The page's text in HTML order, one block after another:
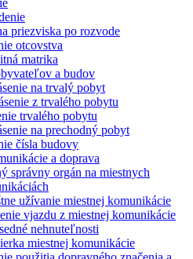
priezviska po rozvode
otcovstva
matrika
a budov
na trvalý pobyt
z trvalého pobytu
trvalého pobytu
na prechodný pobyt
čísla budovy
a doprava
správny orgán na miestnych
užívanie miestnej komunikácie
vjazdu z miestnej komunikácie
nehnuteľnosti
miestnej komunikácie